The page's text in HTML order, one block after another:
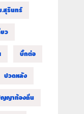
สุรินทร์
ว
บิ๊กต่อ
ปวดหลัง
ญาท้องถิ่น